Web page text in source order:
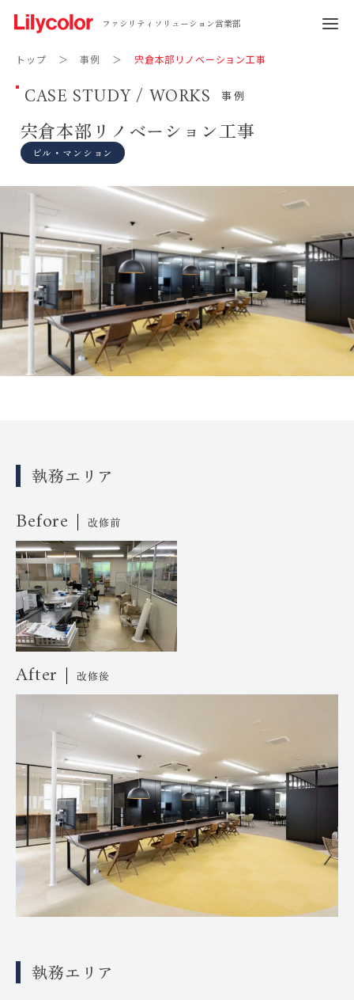
ファシリティソリューション営業部
トップ 事例 宍倉本部リノベーション工事
CASE STUDY / WORKS 事例
宍倉本部リノベーション工事
ビル・マンション
執務エリア
Before 改修前
After 改修後
執務エリア